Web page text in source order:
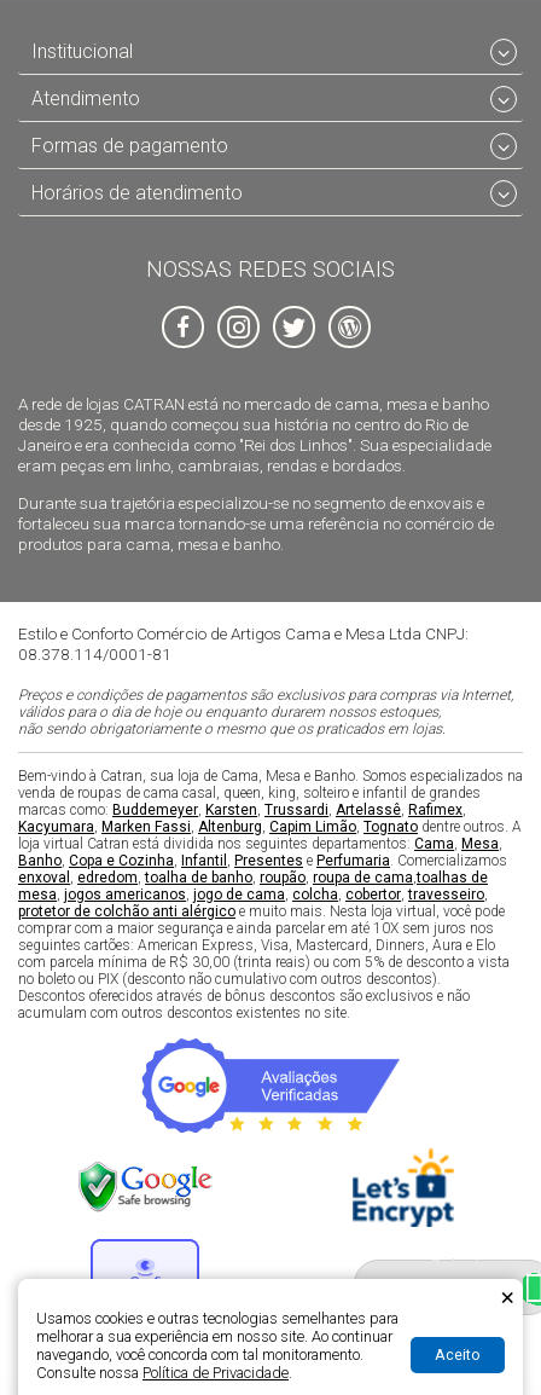
A rede de lojas CATRAN está no mercado de cama, mesa e banho
desde 1925, quando começou sua história no centro do Rio de
Janeiro e era conhecida como "Rei dos Linhos". Sua especialidade
eram peças em linho, cambraias, rendas e bordados.
Durante sua trajetória especializou-se no segmento de enxovais e
fortaleceu sua marca tornando-se uma referência no comércio de
produtos para cama, mesa e banho.
Institucional
Atendimento
Formas de pagamento
Horários de atendimento
NOSSAS REDES SOCIAIS
Estilo e Conforto Comércio de Artigos Cama e Mesa Ltda CNPJ:
08.378.114/0001-81
Preços e condições de pagamentos são exclusivos para compras via Internet,
válidos para o dia de hoje ou enquanto durarem nossos estoques,
não sendo obrigatoriamente o mesmo que os praticados em lojas.
Bem-vindo à Catran, sua loja de Cama, Mesa e Banho. Somos especializados na
venda de roupas de cama casal, queen, king, solteiro e infantil de grandes
marcas como: Buddemeyer Karsten Trussardi Artelassê Rafimex
Kacyumara Marken Fassi Altenburg Capim Limão Tognato dentre outros. A
loja virtual Catran está dividida nos seguintes departamentos: Cama Mesa
Banho Copa e Cozinha Infantil Presentes e Perfumaria . Comercializamos
enxoval
edredom ,toalha de banho roupão roupa de cama ,toalhas de
mesa jogos americanos jogo de cama colcha cobertor ,travesseiro
protetor de colchão anti alérgico e muito mais. Nesta loja virtual, você pode
comprar com a maior segurança e ainda parcelar em até 10X sem juros nos
seguintes cartões: American Express, Visa, Mastercard, Dinners, Aura e Elo
com parcela mínima de R$ 30,00 (trinta reais) ou com 5% de desconto a vista
no boleto ou PIX (desconto não cumulativo com outros descontos).
Descontos oferecidos através de bônus descontos são exclusivos e não
acumulam com outros descontos existentes no site.
Desenvolvimento de lojas virtuais -H5 Web - Soluções em tecnologia da
informação
×
Usamos cookies e outras tecnologias semelhantes para
melhorar a sua experiência em nosso site. Ao continuar
navegando, você concorda com tal monitoramento.
Consulte nossa Política de Privacidade.
Aceito
Fale com um especialista
enxoval